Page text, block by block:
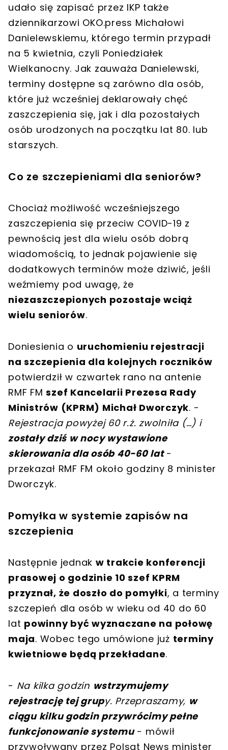
udało się zapisać przez IKP także
dziennikarzowi OKO.press Michałowi
Danielewskiemu, którego termin przypadł
na 5 kwietnia, czyli Poniedziałek
Wielkanocny. Jak zauważa Danielewski,
terminy dostępne są zarówno dla osób,
które już wcześniej deklarowały chęć
zaszczepienia się, jak i dla pozostałych
osób urodzonych na początku lat 80. lub
starszych.
Co ze szczepieniami dla seniorów?
Chociaż możliwość wcześniejszego
zaszczepienia się przeciw COVID-19 z
pewnością jest dla wielu osób dobrą
wiadomością, to jednak pojawienie się
dodatkowych terminów może dziwić, jeśli
weźmiemy pod uwagę, że
niezaszczepionych pozostaje wciąż
wielu seniorów.
Doniesienia o uruchomieniu rejestracji
na szczepienia dla kolejnych roczników
potwierdził w czwartek rano na antenie
RMF FMszef Kancelarii Prezesa Rady
Ministrów (KPRM) Michał Dworczyk. -
Rejestracja powyżej 60 r.ż. zwolniła (…) i
zostały dziś w nocy wystawione
skierowania dla osób 40-60 lat-
przekazał RMF FM około godziny 8 minister
Dworczyk.
Pomyłka w systemie zapisów na
szczepienia
Następnie jednak w trakcie konferencji
prasowej o godzinie 10 szef KPRM
przyznał, że doszło do pomyłki, a terminy
szczepień dla osób w wieku od 40 do 60
lat powinny być wyznaczane na połowę
maja. Wobec tego umówione już terminy
kwietniowe będą przekładane.
- Na kilka godzin wstrzymujemy
rejestrację tej grupy. Przepraszamy, w
ciągu kilku godzin przywrócimy pełne
funkcjonowanie systemu- mówił
przywoływany przez Polsat News minister